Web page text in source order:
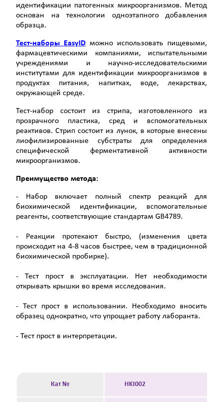
идентификации патогенных микроорганизмов. Метод
основан на технологии одноэтапного добавления
образца.
Тест-наборы EasyID можно использовать пищевыми,
фармацевтическими компаниями, испытательными
учреждениями и научно-исследовательскими
институтами для идентификации микроорганизмов в
продуктах питания, напитках, воде, лекарствах,
окружающей среде.
Тест-набор состоит из стрипа, изготовленного из
прозрачного пластика, сред и вспомогательных
реактивов. Стрип состоит из лунок, в которые внесены
лиофилизированные субстраты для определения
специфической ферментативной активности
микроорганизмов.
Преимущество метода:
- Набор включает полный спектр реакций для
биохимической идентификации, вспомогательные
реагенты, соответствующие стандартам GB4789.
- Реакции протекают быстро, (изменения цвета
происходит на 4-8 часов быстрее, чем в традиционной
биохимической пробирке).
- Тест прост в эксплуатации. Нет необходимости
открывать крышки во время исследования.
- Тест прост в использовании. Необходимо вносить
образец однократно, что упрощает работу лаборанта.
- Тест прост в интерпретации.
Кат № HKI002